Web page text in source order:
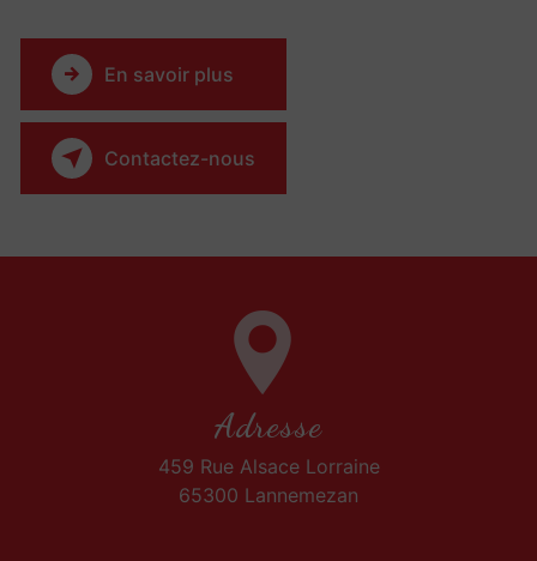
En savoir plus
Contactez-nous
Adresse
459 Rue Alsace Lorraine
65300 Lannemezan